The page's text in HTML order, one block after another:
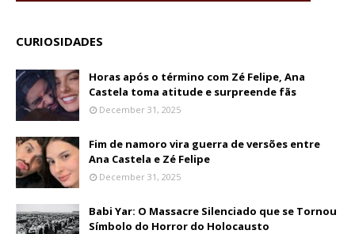
CURIOSIDADES
Horas após o término com Zé Felipe, Ana
Castela toma atitude e surpreende fãs
December 31, 2025
Fim de namoro vira guerra de versões entre
Ana Castela e Zé Felipe
December 31, 2025
Babi Yar: O Massacre Silenciado que se Tornou
Símbolo do Horror do Holocausto